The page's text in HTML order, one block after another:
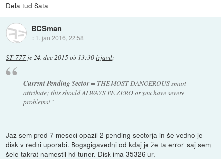
Dela tud Sata
BCSman
:: 1. jan 2016, 22:58
ST-777 je24. dec 2015 ob 13:30izjavil:
Current Pending Sector= THE MOST DANGEROUS smart
attribute; this should ALWAYS BE ZERO or you have severe
problems!"
Jaz sem pred 7 meseci opazil 2 pending sectorja in še vedno je
disk v redni uporabi. Bogsgigavedni od kdaj je že ta error, saj sem
šele takrat namestil hd tuner. Disk ima 35326 ur.